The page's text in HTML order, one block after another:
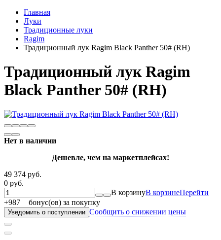
Главная
Луки
Традиционные луки
Ragim
Традиционный лук Ragim Black Panther 50# (RH)
Традиционный лук Ragim
Black Panther 50# (RH)
Нет в наличии
Дешевле, чем на маркетплейсах!
49 374 руб.
0 руб.
В корзинуВ корзинеПерейти
+987 бонус(ов) за покупку
Уведомить о поступлении Сообщить о снижении цены